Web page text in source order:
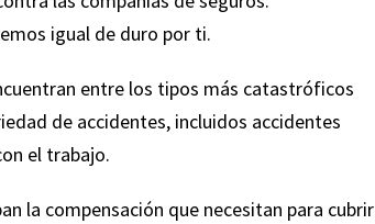
igual de duro por ti.
entre los tipos más catastróficos
de accidentes, incluidos accidentes
el trabajo.
la compensación que necesitan para cubrir